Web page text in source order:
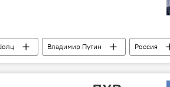
Владимир Путин Россия